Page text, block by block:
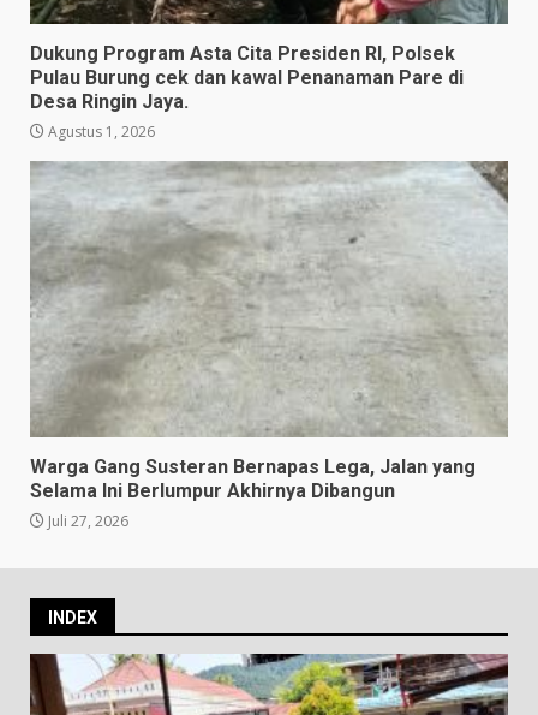
Dukung Program Asta Cita Presiden RI, Polsek
Pulau Burung cek dan kawal Penanaman Pare di
Desa Ringin Jaya.
Agustus 1, 2026
Warga Gang Susteran Bernapas Lega, Jalan yang
Selama Ini Berlumpur Akhirnya Dibangun
Juli 27, 2026
INDEX